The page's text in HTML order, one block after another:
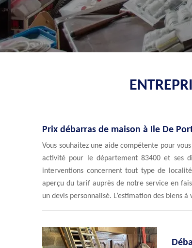
Prix débarras de maison à Ile De
Vous souhaitez une aide compétente pour
activité pour le département 83400 et ses
interventions concernent tout type de
aperçu du tarif auprès de notre service en
un devis personnalisé. L’estimation des biens